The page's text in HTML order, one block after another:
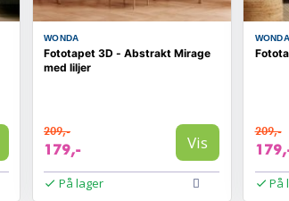
WONDA
Fototapet 3D - Abstrakt Mirage
med liljer
209,-
179,- Vis
På lager
WONDA
209,-
På